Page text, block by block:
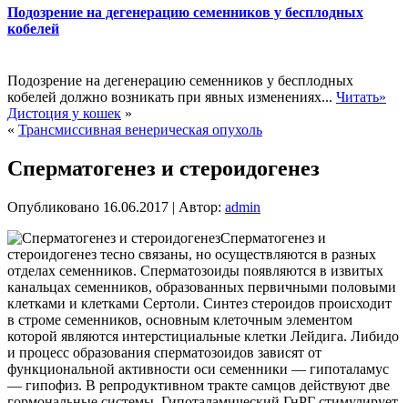
Подозрение на дегенерацию семенников у бесплодных
кобелей
Подозрение на дегенерацию семенников у бесплодных
кобелей должно возникать при явных изменениях... Читать»
Дистоция у кошек »
« Трансмиссивная венерическая опухоль
Сперматогенез и стероидогенез
Опубликовано 16.06.2017 | Автор: admin
Сперматогенез и
стероидогенез тесно связаны, но осуществляются в разных
отделах семенников. Сперматозоиды появляются в извитых
канальцах семенников, образованных первичными половыми
клетками и клетками Сертоли. Синтез стероидов происходит
в строме семенников, основным клеточным элементом
которой являются интерстициальные клетки Лейдига. Либидо
и процесс образования сперматозоидов зависят от
функциональной активности оси семенники — гипоталамус
— гипофиз. В репродуктивном тракте самцов действуют две